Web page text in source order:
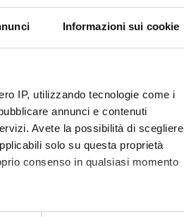
Informazioni sui cookie
IP, utilizzando tecnologie come i
annunci e contenuti
Avete la possibilità di scegliere
solo su questa proprietà
consenso in qualsiasi momento